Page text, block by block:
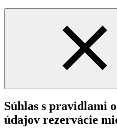
Súhlas s pravidlami
údajov rezervácie